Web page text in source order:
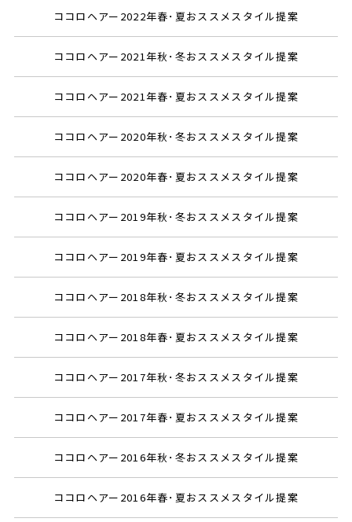
ココロヘアー2022年春･夏おススメスタイル提案
ココロヘアー2021年秋･冬おススメスタイル提案
ココロヘアー2021年春･夏おススメスタイル提案
ココロヘアー2020年秋･冬おススメスタイル提案
ココロヘアー2020年春･夏おススメスタイル提案
ココロヘアー2019年秋･冬おススメスタイル提案
ココロヘアー2019年春･夏おススメスタイル提案
ココロヘアー2018年秋･冬おススメスタイル提案
ココロヘアー2018年春･夏おススメスタイル提案
ココロヘアー2017年秋･冬おススメスタイル提案
ココロヘアー2017年春･夏おススメスタイル提案
ココロヘアー2016年秋･冬おススメスタイル提案
ココロヘアー2016年春･夏おススメスタイル提案